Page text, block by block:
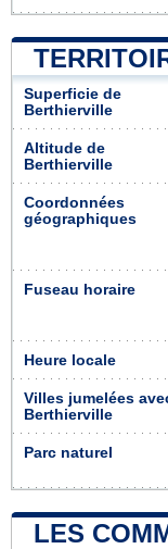
Superficie de
Berthierville
Altitude de
Berthierville
Coordonnées
géographiques
Fuseau horaire
Heure locale
Villes jumelées
Berthierville
Parc naturel
LES